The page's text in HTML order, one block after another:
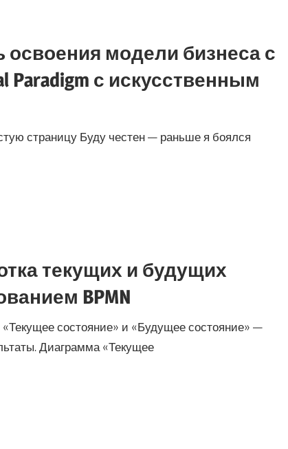
освоения модели бизнеса с
с искусственным
страницу Буду честен — раньше я боялся
текущих и будущих
BPMN
состояние» и «Будущее состояние» —
Диаграмма «Текущее